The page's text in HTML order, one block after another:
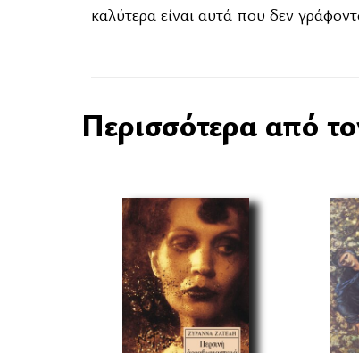
καλύτερα είναι αυτά που δεν
Περισσότερα από